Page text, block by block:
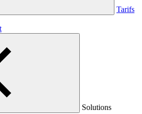
Tarifs
Solutions